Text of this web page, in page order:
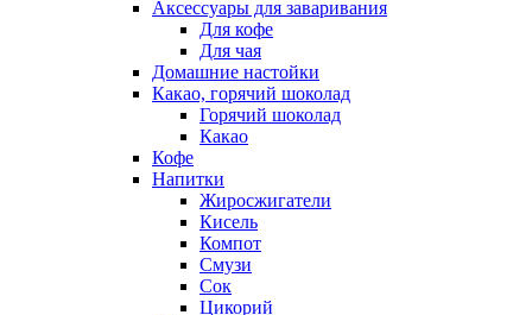
Аксессуары для заваривания
Для кофе
Для чая
Домашние настойки
Какао, горячий шоколад
Горячий шоколад
Какао
Кофе
Напитки
Жиросжигатели
Кисель
Компот
Смузи
Сок
Цикорий